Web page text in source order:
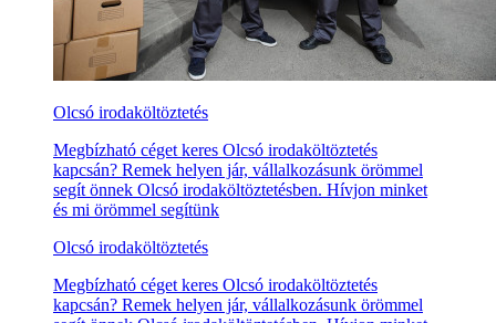
Olcsó irodaköltöztetés
Megbízható céget keres Olcsó irodaköltöztetés
kapcsán? Remek helyen jár, vállalkozásunk örömmel
segít önnek Olcsó irodaköltöztetésben. Hívjon minket
és mi örömmel segítünk
Olcsó irodaköltöztetés
Megbízható céget keres Olcsó irodaköltöztetés
kapcsán? Remek helyen jár, vállalkozásunk örömmel